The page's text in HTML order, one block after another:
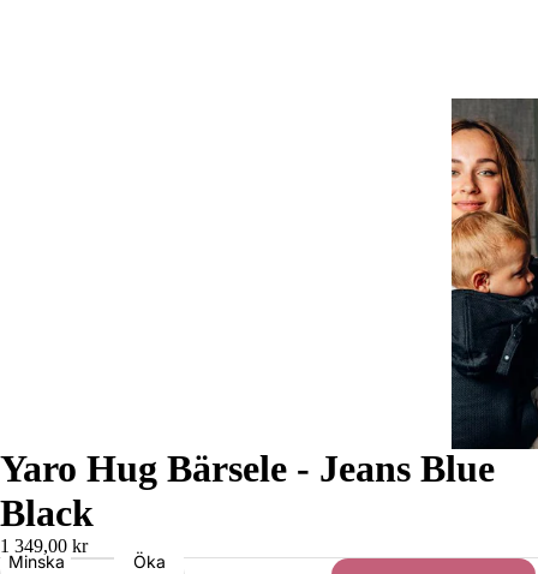
Yaro Hug Bärsele - Jeans Blue
Black
1 349,00 kr
Minska
Öka